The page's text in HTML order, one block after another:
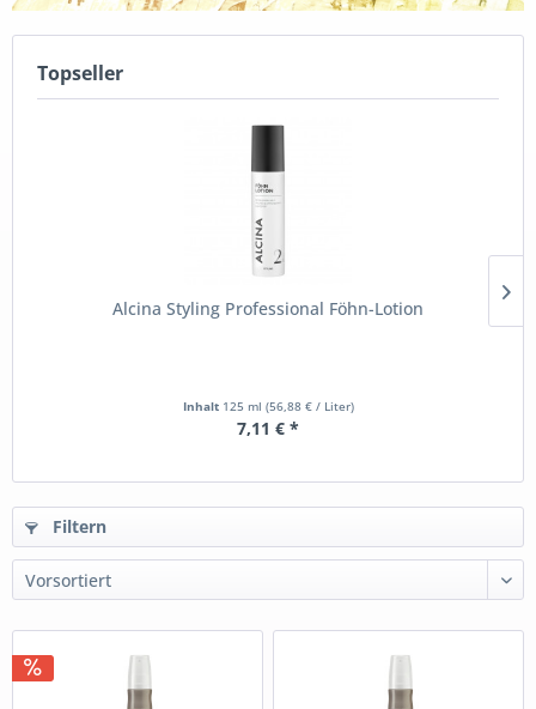
Topseller
Alcina Styling Professional Föhn-Lotion
Inhalt 125 ml (56,88 € / Liter)
7,11 € *
Filtern